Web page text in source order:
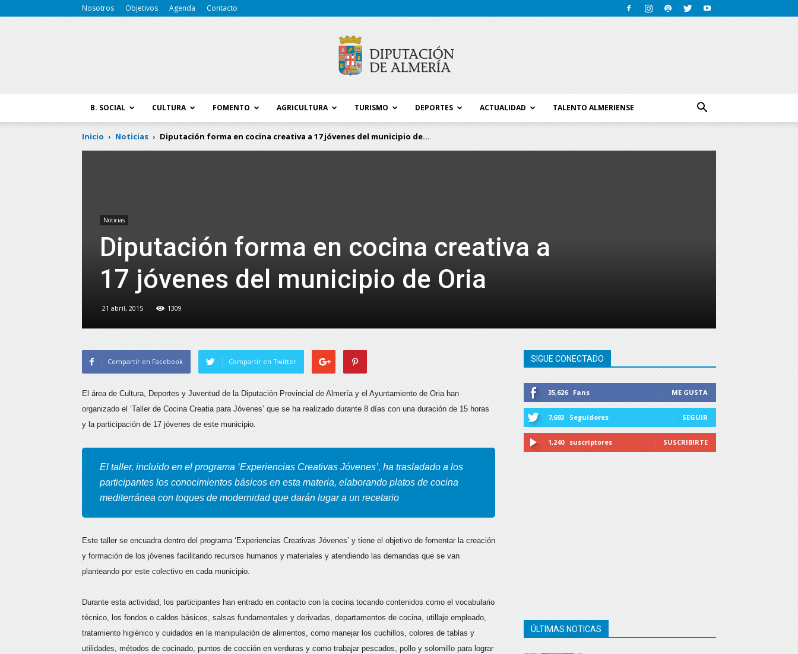
Nosotros Objetivos Agenda Contacto
de
B. SOCIAL CULTURA FOMENTO AGRICULTURA TURISMO DEPORTES ACTUALIDAD TALENTO ALMERIENSE
Inicio Noticias Diputación forma en cocina creativa a 17 jóvenes del municipio de...
Noticias
Diputación forma en cocina creativa a
17 jóvenes del municipio de Oria
21 abril, 2015 1309
Compartir en Facebook Compartir en Twitter
El área de Cultura, Deportes y Juventud de la Diputación Provincial de Almería y el Ayuntamiento de Oria han
organizado el ‘Taller de Cocina Creatia para Jóvenes’ que se ha realizado durante 8 días con una duración de 15 horas
y la participación de 17 jóvenes de este municipio.
El taller, incluido en el programa ‘Experiencias Creativas Jóvenes’, ha trasladado a los
participantes los conocimientos básicos en esta materia, elaborando platos de cocina
mediterránea con toques de modernidad que darán lugar a un recetario
Este taller se encuadra dentro del programa ‘Experiencias Creativas Jóvenes’ y tiene el objetivo de fomentar la creación
y formación de los jóvenes facilitando recursos humanos y materiales y atendiendo las demandas que se van
planteando por este colectivo en cada municipio.
Durante esta actividad, los participantes han entrado en contacto con la cocina tocando contenidos como el vocabulario
técnico, los fondos o caldos básicos, salsas fundamentales y derivadas, departamentos de cocina, utillaje empleado,
tratamiento higiénico y cuidados en la manipulación de alimentos, como manejar los cuchillos, colores de tablas y
utilidades, métodos de cocinado, puntos de cocción en verduras y como trabajar pescados, pollo y solomillo para lograr
SIGUE CONECTADO
35,626 Fans ME GUSTA
7,693 Seguidores SEGUIR
1,240 suscriptores SUSCRIBIRTE
ÚLTIMAS NOTICAS